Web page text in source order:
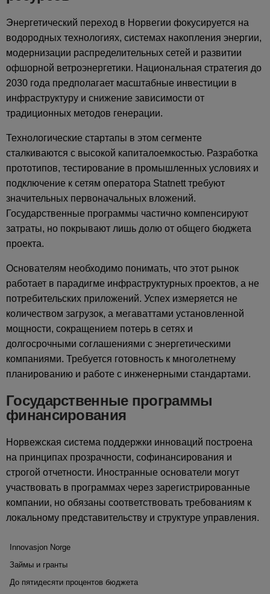
Энергетический переход в Норвегии фокусируется на
водородных технологиях, системах накопления энергии,
модернизации распределительных сетей и развитии
офшорной ветроэнергетики. Национальная стратегия до
2030 года предполагает масштабные инвестиции в
инфраструктуру и снижение зависимости от
традиционных методов генерации.
Технологические стартапы в этом сегменте
сталкиваются с высокой капиталоемкостью. Разработка
прототипов, тестирование в промышленных условиях и
подключение к сетям оператора Statnett требуют
значительных первоначальных вложений.
Государственные программы частично компенсируют
затраты, но покрывают лишь долю от общего бюджета
проекта.
Основателям необходимо понимать, что этот рынок
работает в парадигме инфраструктурных проектов, а не
потребительских приложений. Успех измеряется не
количеством загрузок, а мегаваттами установленной
мощности, сокращением потерь в сетях и
долгосрочными соглашениями с энергетическими
компаниями. Требуется готовность к многолетнему
планированию и работе с инженерными стандартами.
Государственные программы
финансирования
Норвежская система поддержки инноваций построена
на принципах прозрачности, софинансирования и
строгой отчетности. Иностранные основатели могут
участвовать в программах через зарегистрированные
компании, но обязаны соответствовать требованиям к
локальному представительству и структуре управления.
Innovasjon Norge
Займы и гранты
До пятидесяти процентов бюджета